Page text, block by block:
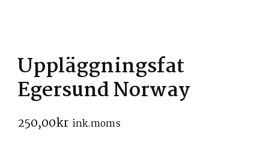
Uppläggningsfat
Egersund Norway
250,00kr ink.moms